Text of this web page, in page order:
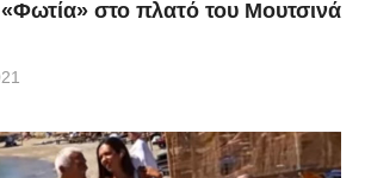
στο πλατό του Μουτσινά